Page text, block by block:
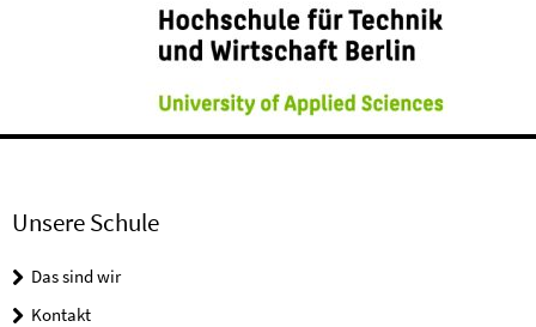
Unsere Schule
Das sind wir
Kontakt